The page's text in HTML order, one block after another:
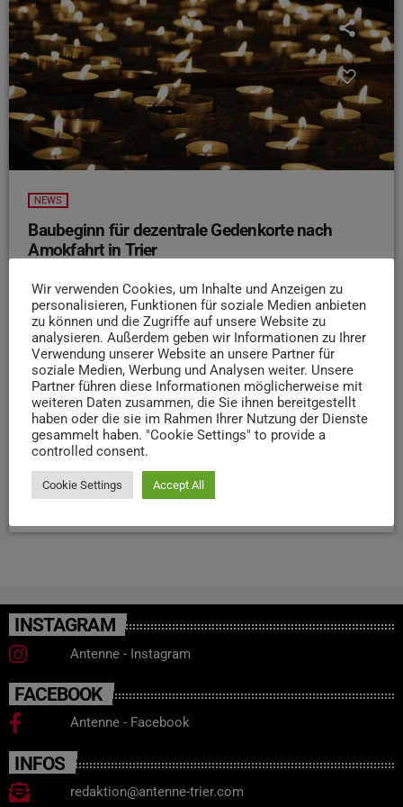
NEWS
Baubeginn für dezentrale Gedenkorte nach
Amokfahrt in Trier
Amokfahrt in Trier haben begonnen. Darüber informiert
die Stadtverwaltung. Zum Andenken an die Opfer der
Amokfahrt vom 1. Dezember 2020 wird es neben dem
zentralen Gedenkort, im Umfeld der Porta Nigra,
dezentrale Gedenkorte in der Fußgängerzone geben. An
den fünf Orten, an denen die Menschen bei der
schrecklichen Tat ermordet wurden, werden beleuchtete
Gedenkplaketten im Boden eingelassen. Bis Ende
7. NOVEMBER 2023
INSTAGRAM
Antenne - Instagram
FACEBOOK
Antenne - Facebook
INFOS
redaktion@antenne-trier.com
Wir verwenden Cookies, um Inhalte und Anzeigen zu
personalisieren, Funktionen für soziale Medien anbieten
zu können und die Zugriffe auf unsere Website zu
analysieren. Außerdem geben wir Informationen zu Ihrer
Verwendung unserer Website an unsere Partner für
soziale Medien, Werbung und Analysen weiter. Unsere
Partner führen diese Informationen möglicherweise mit
weiteren Daten zusammen, die Sie ihnen bereitgestellt
haben oder die sie im Rahmen Ihrer Nutzung der Dienste
gesammelt haben. "Cookie Settings" to provide a
controlled consent.
Cookie Settings Accept All